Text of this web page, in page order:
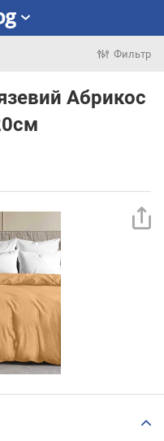
Фильтр
Абрикос